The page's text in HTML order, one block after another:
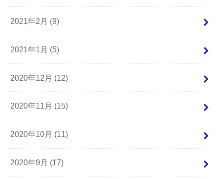
2021年2月 (9)
2021年1月 (5)
2020年12月 (12)
2020年11月 (15)
2020年10月 (11)
2020年9月 (17)